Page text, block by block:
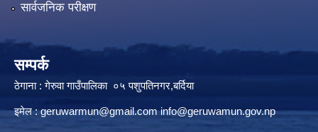
सार्वजनिक परीक्षण
सम्पर्क
ठेगाना : गेरुवा गाउँपालिका ०५ पशुपतिनगर,बर्दिया
इमेल :geruwarmun@gmail.com info@geruwamun.gov.np